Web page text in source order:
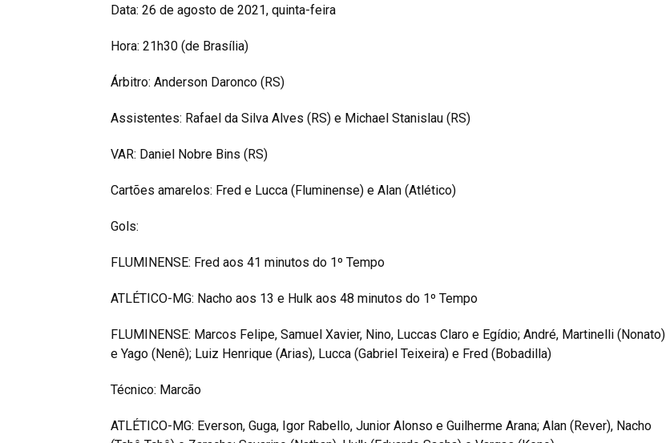
Data: 26 de agosto de 2021, quinta-feira
Hora: 21h30 (de Brasília)
Árbitro: Anderson Daronco (RS)
Assistentes: Rafael da Silva Alves (RS) e Michael Stanislau (RS)
VAR: Daniel Nobre Bins (RS)
Cartões amarelos: Fred e Lucca (Fluminense) e Alan (Atlético)
Gols:
FLUMINENSE: Fred aos 41 minutos do 1º Tempo
ATLÉTICO-MG: Nacho aos 13 e Hulk aos 48 minutos do 1º Tempo
FLUMINENSE: Marcos Felipe, Samuel Xavier, Nino, Luccas Claro e Egídio; André, Martinelli (Nonato)
e Yago (Nenê); Luiz Henrique (Arias), Lucca (Gabriel Teixeira) e Fred (Bobadilla)
Técnico: Marcão
ATLÉTICO-MG: Everson, Guga, Igor Rabello, Junior Alonso e Guilherme Arana; Alan (Rever), Nacho